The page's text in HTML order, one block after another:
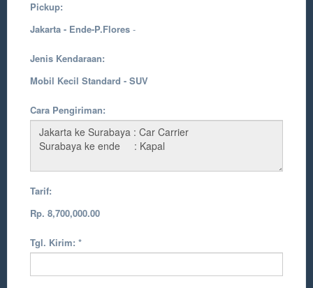
Pickup:
Jakarta - Ende-P.Flores -
Jenis Kendaraan:
Mobil Kecil Standard - SUV
Cara Pengiriman:
Tarif:
Rp. 8,700,000.00
Tgl. Kirim: *